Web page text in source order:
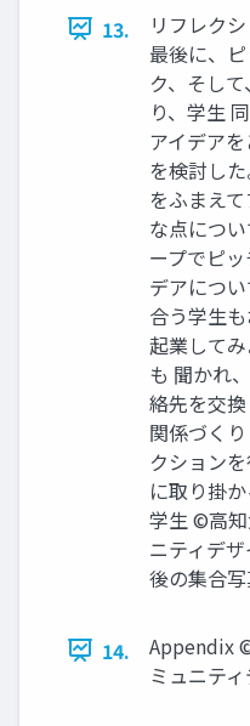
13.
リフレク
最後に、
ク、そし
り、学生
アイデア
を検討し
をふまえ
な点につ
ープでピ
デアにつ
合う学生
起業して
も 聞かれ
絡先を交
関係づく
クション
に取り掛
学生 ©高
ニティデ
後の集合
14.
Appendix
ミュニテ